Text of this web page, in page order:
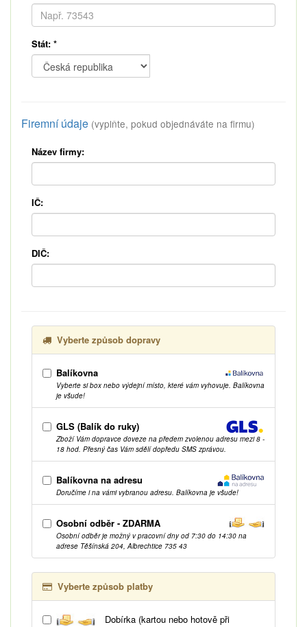
Stát: *
Firemní údaje (vyplňte, pokud objednáváte na firmu)
Název firmy:
IČ:
DIČ:
Vyberte způsob dopravy
Balíkovna
Vyberte si box nebo výdejní místo, které vám vyhovuje. Balíkovna
je všude!
GLS (Balík do ruky)
Zboží Vám dopravce doveze na předem zvolenou adresu mezi 8 -
18 hod. Přesný čas Vám sdělí dopředu SMS zprávou.
Balíkovna na adresu
Doručíme i na vámi vybranou adresu. Balíkovna je všude!
Osobní odběr - ZDARMA
Osobní odběr je možný v pracovní dny od 7:30 do 14:30 na
adrese Těšínská 204, Albrechtice 735 43
Vyberte způsob platby
Dobírka (kartou nebo hotově při